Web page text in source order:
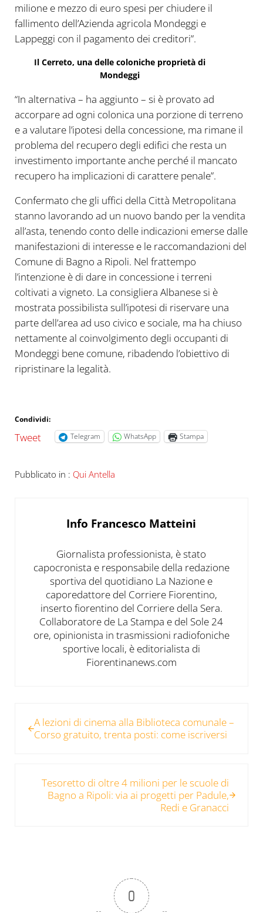
milione e mezzo di euro spesi per chiudere il
fallimento dell’Azienda agricola Mondeggi e
Lappeggi con il pagamento dei creditori”.
Il Cerreto, una delle coloniche proprietà di
Mondeggi
“In alternativa – ha aggiunto – si è provato ad
accorpare ad ogni colonica una porzione di terreno
e a valutare l’ipotesi della concessione, ma rimane il
problema del recupero degli edifici che resta un
investimento importante anche perché il mancato
recupero ha implicazioni di carattere penale”.
Confermato che gli uffici della Città Metropolitana
stanno lavorando ad un nuovo bando per la vendita
all’asta, tenendo conto delle indicazioni emerse dalle
manifestazioni di interesse e le raccomandazioni del
Comune di Bagno a Ripoli. Nel frattempo
l’intenzione è di dare in concessione i terreni
coltivati a vigneto. La consigliera Albanese si è
mostrata possibilista sull’ipotesi di riservare una
parte dell’area ad uso civico e sociale, ma ha chiuso
nettamente al coinvolgimento degli occupanti di
Mondeggi bene comune, ribadendo l’obiettivo di
ripristinare la legalità.
Condividi:
Tweet Telegram WhatsApp Stampa
Pubblicato in : Qui Antella
Info Francesco Matteini
Giornalista professionista, è stato
capocronista e responsabile della redazione
sportiva del quotidiano La Nazione e
caporedattore del Corriere Fiorentino,
inserto fiorentino del Corriere della Sera.
Collaboratore de La Stampa e del Sole 24
ore, opinionista in trasmissioni radiofoniche
sportive locali, è editorialista di
Fiorentinanews.com
A lezioni di cinema alla Biblioteca comunale –
Corso gratuito, trenta posti: come iscriversi
Tesoretto di oltre 4 milioni per le scuole di
Bagno a Ripoli: via ai progetti per Padule,
Redi e Granacci
0